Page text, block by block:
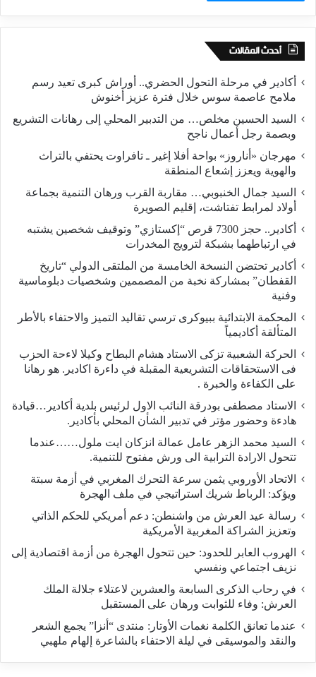
أحدث المقالات
أكادير في مرحلة التحول الحضري.. أوراش كبرى تعيد رسم
ملامح عاصمة سوس خلال فترة عزيز أخنوش
السيد الحسين مخلص… من التدبير المحلي إلى رهانات التشريع
وبصمة رجل أعمال ناجح
مهرجان «أناروز» بواحة أفلا إغير ـ تافراوت يحتفي بالتراث
والهوية ويعزز إشعاع المنطقة
السيد جمال الخنبوبي… مقاربة القرب ورهان التنمية بجماعة
أولاد لمرابط تفتاشت، إقليم الصويرة
أكادير.. حجز 7300 قرص “إكستازي” وتوقيف شخصين يشتبه
في ارتباطهما بشبكة لترويج المخدرات
أكادير تحتضن النسخة الخامسة من الملتقى الدولي “تاريخ
القفطان” بمشاركة نخبة من المصممين وشخصيات دبلوماسية
وفنية
المحكمة الابتدائية ببيوكرى ترسي تقاليد التميز والاحتفاء بالأطر
المتألقة أكاديمياً
الحركة الشعبية تزكى الاستاد هشام البطاح وكيلا لاءحة الحزب
فى الاستحقاقات التشريعية المقبلة في داءرة اكادير. هو رهانا
على الكفاءة والخبرة .
الاستاد مصطفى بودرقة النائب الاول لرئيس بلدية أكادير…قيادة
هادءة وحضور مؤتر في تدبير الشأن المحلي بأكادير.
السيد محمد الزهر عامل عمالة انزكان ايت ملول……عندما
تتحول الارادة الترابية الى ورش مفتوح للتنمية.
الاتحاد الأوروبي يثمن سرعة التحرك المغربي في أزمة سبتة
ويؤكد: الرباط شريك استراتيجي في ملف الهجرة
رسالة عيد العرش من واشنطن: دعم أمريكي للحكم الذاتي
وتعزيز الشراكة المغربية الأمريكية
​الهروب العابر للحدود: حين تتحول الهجرة من أزمة اقتصادية إلى
نزيف اجتماعي ونفسي
في رحاب الذكرى السابعة والعشرين لاعتلاء جلالة الملك
العرش: وفاء للثوابت ورهان على المستقبل
​عندما تعانق الكلمة نغمات الأوتار: منتدى “أنزا” يجمع الشعر
والنقد والموسيقى في ليلة الاحتفاء بالشاعرة إلهام ملهبي